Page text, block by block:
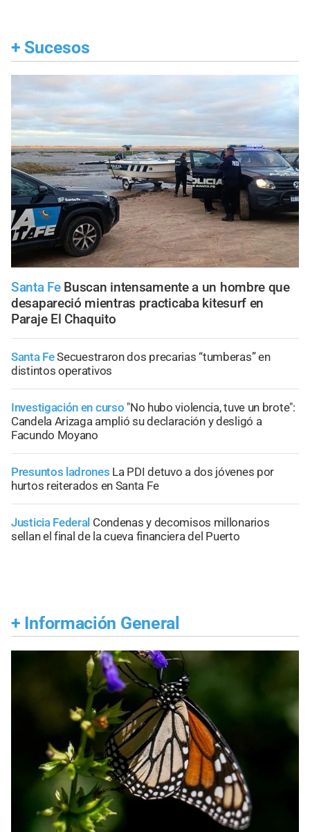
+ Sucesos
Santa Fe Buscan intensamente a un hombre que
desapareció mientras practicaba kitesurf en
Paraje El Chaquito
Santa FeSecuestraron dos precarias “tumberas” en
distintos operativos
Investigación en curso "No hubo violencia, tuve un brote":
Candela Arizaga amplió su declaración y desligó a
Facundo Moyano
Presuntos ladrones La PDI detuvo a dos jóvenes por
hurtos reiterados en Santa Fe
Justicia Federal Condenas y decomisos millonarios
sellan el final de la cueva financiera del Puerto
+ Información General